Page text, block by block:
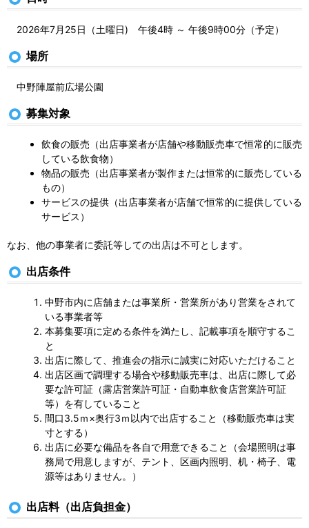
2026年7月25日（土曜日) 午後4時 ～ 午後9時00分（予定）
場所
中野陣屋前広場公園
募集対象
飲食の販売（出店事業者が店舗や移動販売車で恒常的に販売
している飲食物）
物品の販売（出店事業者が製作または恒常的に販売している
もの）
サービスの提供（出店事業者が店舗で恒常的に提供している
サービス）
なお、他の事業者に委託等しての出店は不可とします。
出店条件
中野市内に店舗または事業所・営業所があり営業をされて
いる事業者等
本募集要項に定める条件を満たし、記載事項を順守するこ
と
出店に際して、推進会の指示に誠実に対応いただけること
出店区画で調理する場合や移動販売車は、出店に際して必
要な許可証（露店営業許可証・自動車飲食店営業許可証
等）を有していること
間口3.5ｍ×奥行3ｍ以内で出店すること（移動販売車は実
寸とする）
出店に必要な備品を各自で用意できること（会場照明は事
務局で用意しますが、テント、区画内照明、机・椅子、電
源等はありません。）
出店料（出店負担金）